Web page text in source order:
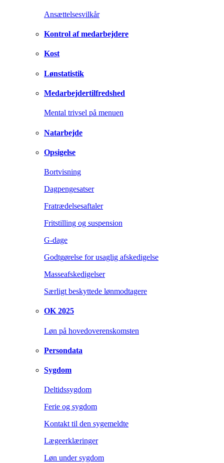
Ansættelsesvilkår
Kontrol af medarbejdere
Kost
Lønstatistik
Medarbejdertilfredshed
Mental trivsel på menuen
Natarbejde
Opsigelse
Bortvisning
Dagpengesatser
Fratrædelsesaftaler
Fritstilling og suspension
G-dage
Godtgørelse for usaglig afskedigelse
Masseafskedigelser
Særligt beskyttede lønmodtagere
OK 2025
Løn på hovedoverenskomsten
Persondata
Sygdom
Deltidssygdom
Ferie og sygdom
Kontakt til den sygemeldte
Lægeerklæringer
Løn under sygdom